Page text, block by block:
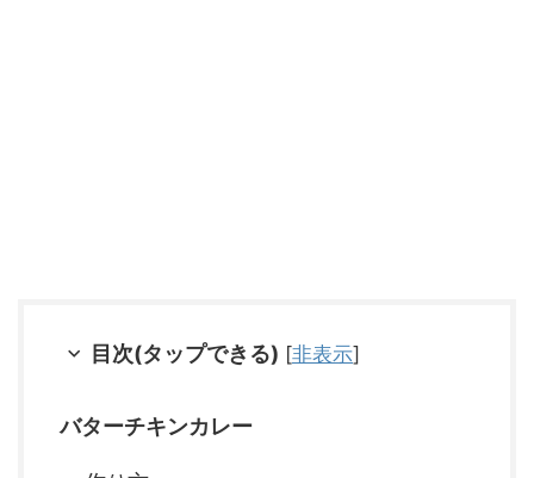
目次(タップできる) [非表示]
バターチキンカレー